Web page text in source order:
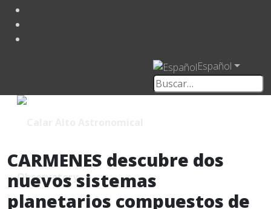
Español
CARMENES descubre dos
nuevos sistemas
planetarios compuestos de